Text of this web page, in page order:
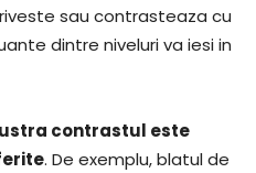
sau contrasteaza cu
dintre niveluri va iesi in
contrastul este
. De exemplu, blatul de